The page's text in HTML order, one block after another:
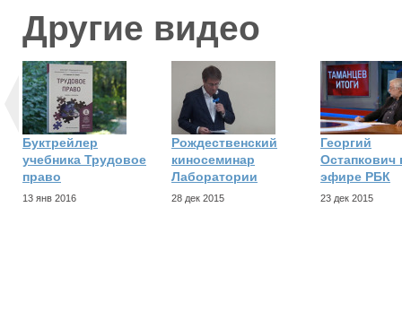
Другие видео
Буктрейлер
учебника Трудовое
право
13 янв 2016
Рождественский
киносеминар
Лаборатории
28 дек 2015
Георгий
Остапкович
эфире РБК
23 дек 2015